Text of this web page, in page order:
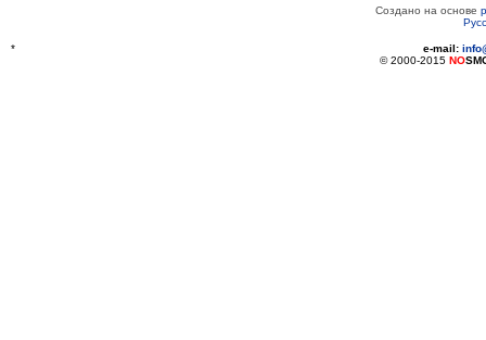
Создано на основе
* e-mail:
© 2000-2015 NO